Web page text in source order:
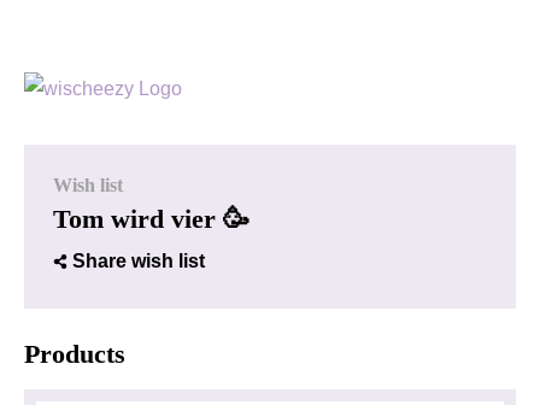
Wish list
Tom wird vier 🥳
Share wish list
Products